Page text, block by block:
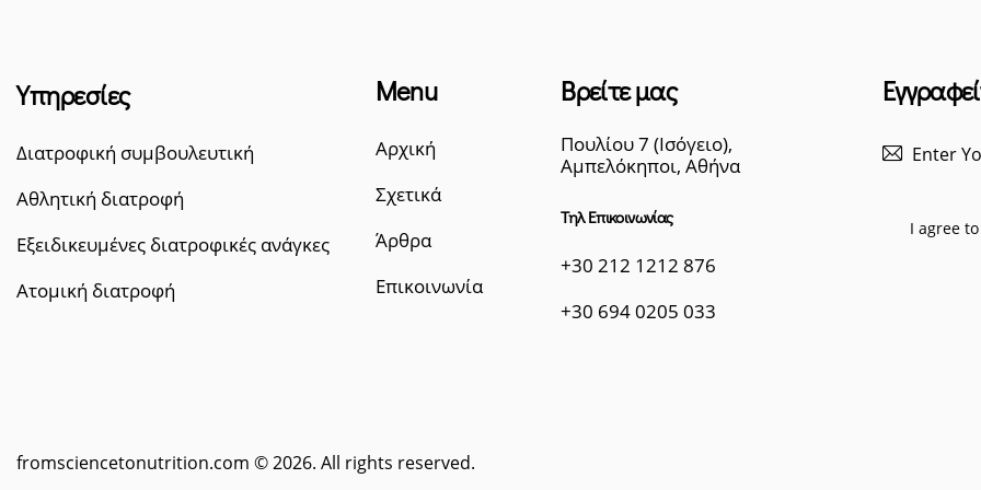
Υπηρεσίες
Διατροφική συμβουλευτική
Αθλητική διατροφή
Εξειδικευμένες διατροφικές ανάγκες
Ατομική διατροφή
Menu
Αρχική
Σχετικά
Άρθρα
Επικοινωνία
Βρείτε μας
Πουλίου 7 (Ισόγειο),
Αμπελόκηποι, Αθήνα
Τηλ Επικοινωνίας
+30 212 1212 876
+30 694 0205 033
I agree
fromsciencetonutrition.com © 2026. All rights reserved.